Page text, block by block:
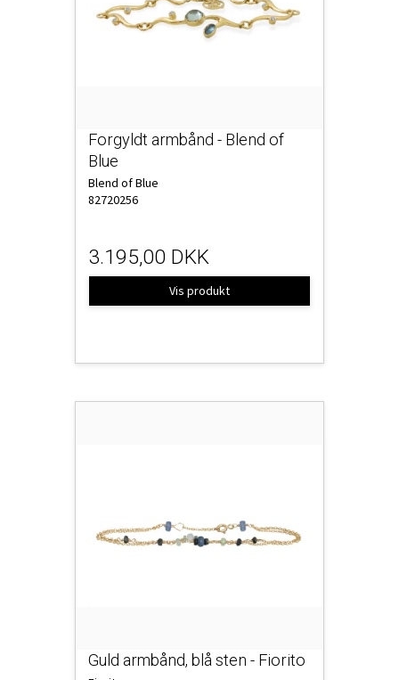
Forgyldt armbånd - Blend of
Blue
Blend of Blue
82720256
3.195,00 DKK
Vis produkt
Guld armbånd, blå sten - Fiorito